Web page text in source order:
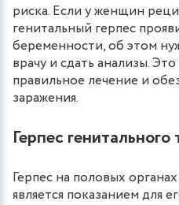
риска. Если у женщин
генитальный герпес
беременности, об этом
врачу и сдать анализы.
правильное лечение и
заражения.
Герпес
Герпес на половых
является показанием для